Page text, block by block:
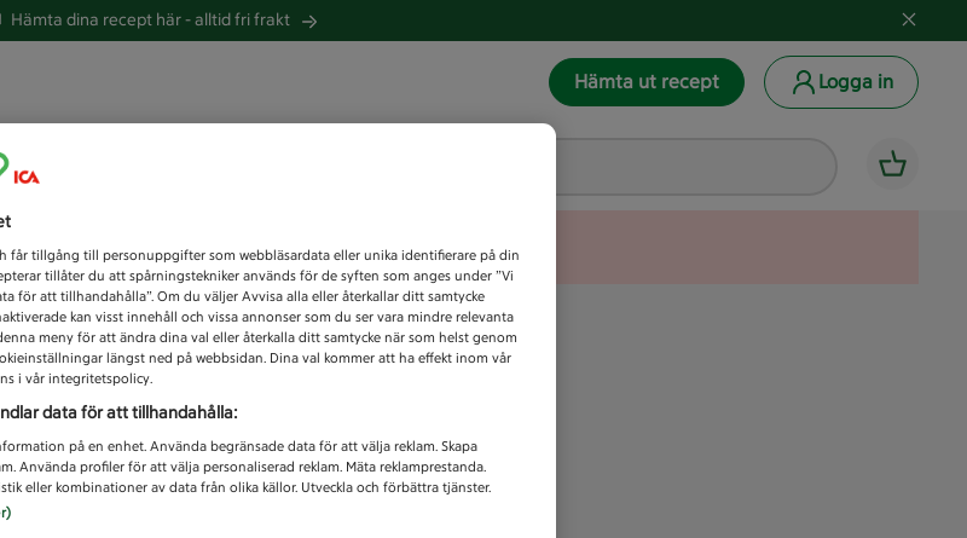
Hämta dina recept här -alltid fri frakt
Hämta ut recept Logga in
Unknown error
får tillgång till personuppgifter som webbläsardata eller unika identifierare på din
tillåter du att spårningstekniker används för de syften som anges under ”Vi
för att tillhandahålla”. Om du väljer Avvisa alla eller återkallar ditt samtycke
kan visst innehåll och vissa annonser som du ser vara mindre relevanta
meny för att ändra dina val eller återkalla ditt samtycke när som helst genom
längst ned på webbsidan. Dina val kommer att ha effekt inom vår
i vår integritetspolicy.
data för att tillhandahålla:
på en enhet. Använda begränsade data för att välja reklam. Skapa
Använda profiler för att välja personaliserad reklam. Mäta reklamprestanda.
eller kombinationer av data från olika källor. Utveckla och förbättra tjänster.